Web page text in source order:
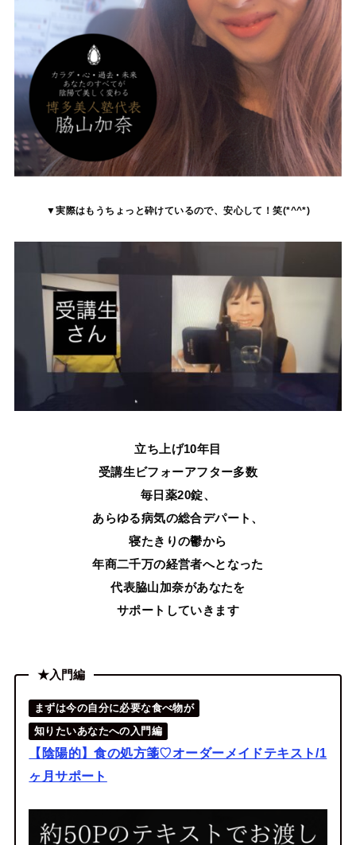
▼実際はもうちょっと砕けているので、安心して！笑(*^^*)
立ち上げ10年目
受講生ビフォーアフター多数
毎日薬20錠、
あらゆる病気の総合デパート、
寝たきりの鬱から
年商二千万の経営者へとなった
代表脇山加奈があなたを
サポートしていきます
★入門編
まずは今の自分に必要な食べ物が
知りたいあなたへの入門編
【陰陽的】食の処方箋♡オーダーメイドテキスト/1
ヶ月サポート